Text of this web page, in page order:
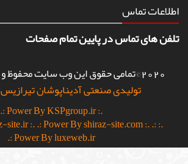
اطلاعات تماس
تلفن های تماس در پایین تمام صفحات
2020©تمامی حقوق این وب سایت محفوظ و متعلق به
تولیدی صنعتی آدیناپوشان تیرازیس
.: Power By KSPgroup.ir :.
.: Power By shiraz-site.ir :.
.: Power By shiraz-site.com :..:
Power By luxeweb.ir :.